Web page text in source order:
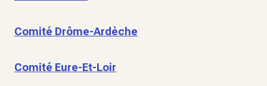
Comité Drôme-Ardèche
Comité Eure-Et-Loir